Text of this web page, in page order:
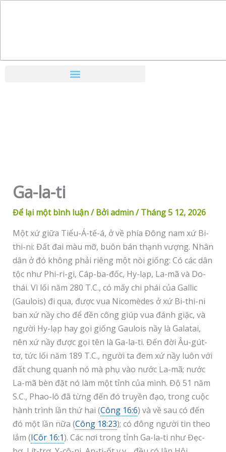
Ga-la-ti
Để lại một bình luận/ Bởiadmin/Tháng 5 12, 2026
Một xứ giữa Tiểu-Á-tế-á, ở về phía Đông nam xứ Bi-
thi-ni: Đất đai màu mỡ, buôn bán thạnh vượng. Nhân
dân ở đó không phải riêng một nòi giống: Có các dân
tộc như Phi-ri-gi, Cáp-ba-đốc, Hy-lạp, La-mã và Do-
thái. Vì lối năm 280 T.C., có mấy chi phái của Gallic
(Gaulois) đi qua, được vua Nicomèdes ở xứ Bi-thi-ni
ban xứ nầy cho để đền công giúp vua đánh giặc, và
người Hy-lạp hay gọi giống Gaulois nầy là Galatai,
nên xứ nầy được gọi tên là Ga-la-ti. Đến đời Âu-gút-
tơ, tức lối năm 189 T.C., người ta đem xứ nầy luôn với
đất chung quanh nó mà phụ vào nước La-mã; nước
La-mã bèn đặt nó làm một tỉnh của mình. Độ 51 năm
S.C., Phao-lô đã từng đến đó truyền đạo, trong cuộc
hành trình lần thứ hai (Công 16:6) và về sau có đến
đó một lần nữa (Công 18:23); có đông người tin theo
lắm (ICôr 16:1). Các nơi trong tỉnh Ga-la-ti như Đẹc-